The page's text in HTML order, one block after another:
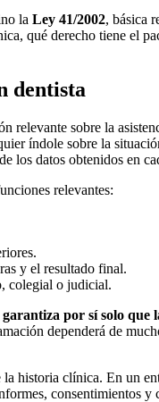
la Ley 41/2002, básica
qué derecho tiene el
dentista
relevante sobre la
índole sobre la
los datos obtenidos en
relevantes:
y el resultado final.
colegial o judicial.
por sí solo que
dependerá de
historia clínica. En un
consentimientos